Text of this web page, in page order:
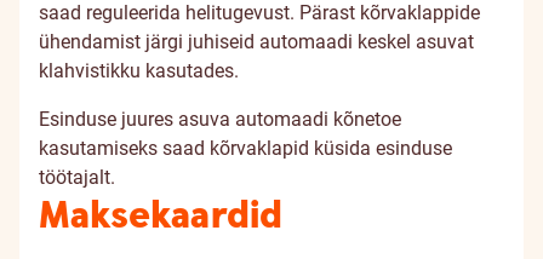
saad reguleerida helitugevust. Pärast kõrvaklappide
ühendamist järgi juhiseid automaadi keskel asuvat
klahvistikku kasutades.
Esinduse juures asuva automaadi kõnetoe
kasutamiseks saad kõrvaklapid küsida esinduse
töötajalt.
Maksekaardid